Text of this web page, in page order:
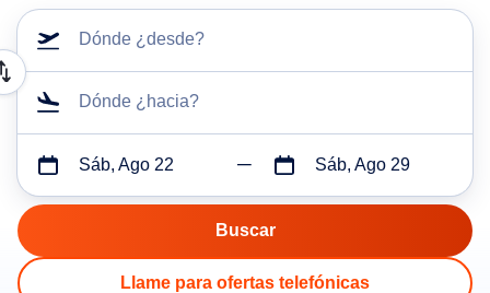
Dónde ¿desde?
Dónde ¿hacia?
Sáb, Ago 22 Sáb, Ago 29
Llame para ofertas telefónicas